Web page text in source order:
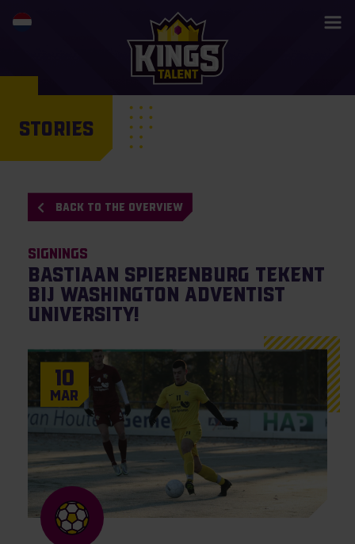
STORIES
BACK TO THE OVERVIEW
Signings
Bastiaan Spierenburg tekent
bij Washington Adventist
University!
10
Mar